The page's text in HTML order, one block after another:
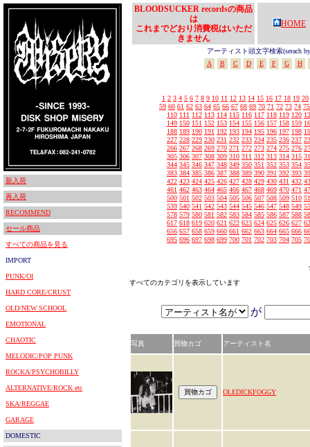
新入荷
再入荷
RECOMMEND
セール商品
すべての商品を見る
IMPORT
PUNK/OI
HARD CORE/CRUST
OLD/NEW SCHOOL
EMOTIONAL
CHAOTIC
MELODIC/POP PUNK
ROCKA/PSYCHOBILLY
ALTERNATIVE/ROCK etc
SKA/REGGAE
GARAGE
DOMESTIC
BLOODSUCKER recordsの商品
は
これまでどおり消費税はいただ
きません
HOME
アーティスト頭文字検索(serach
A
B C D E F G H
1 2 3 4 5 6 7 8 9 10 11 12 13 14 15 16 17 18 19 20
59 60 61 62 63 64 65 66 67 68 69 70 71 72 73 74 75
110 111 112 113 114 115 116 117 118 119 120
149 150 151 152 153 154 155 156 157 158 159
188 189 190 191 192 193 194 195 196 197 198
227 228 229 230 231 232 233 234 235 236 237
266 267 268 269 270 271 272 273 274 275 276
305 306 307 308 309 310 311 312 313 314 315
344 345 346 347 348 349 350 351 352 353 354
383 384 385 386 387 388 389 390 391 392 393
422 423 424 425 426 427 428 429 430 431 432
461 462 463 464 465 466 467 468 469 470 471
500 501 502 503 504 505 506 507 508 509 510
539 540 541 542 543 544 545 546 547 548 549
578 579 580 581 582 583 584 585 586 587 588
617 618 619 620 621 622 623 624 625 626 627
656 657 658 659 660 661 662 663 664 665 666
695 696 697 698 699 700 701 702 703 704 705
すべてのカテゴリを表示しています
が
写真 買物カゴ アーティスト名
OLEDICKFOGGY